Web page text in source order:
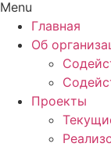
Menu
Главная
Об
Проекты